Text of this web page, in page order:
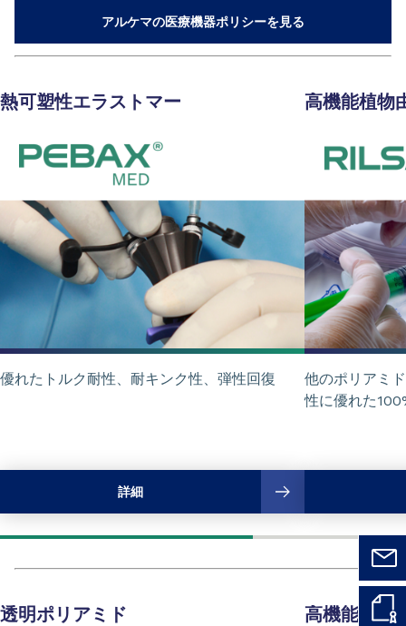
アルケマの医療機器ポリシーを見る
熱可塑性エラストマー
優れたトルク耐性、耐キンク性、弾性回復
詳細
高機能植物
他のポリアミ
性に優れた
透明ポリアミド 高機能ポリ